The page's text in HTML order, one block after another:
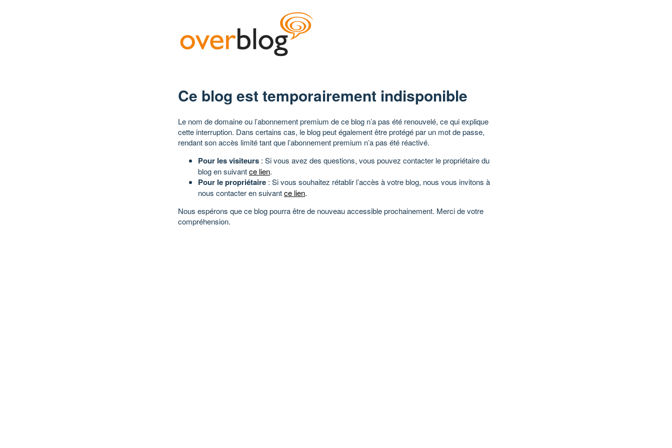
Ce blog est temporairement indisponible
Le nom de domaine ou l’abonnement premium de ce blog n’a pas été renouvelé, ce qui explique
cette interruption. Dans certains cas, le blog peut également être protégé par un mot de passe,
rendant son accès limité tant que l’abonnement premium n’a pas été réactivé.
Pour les visiteurs : Si vous avez des questions, vous pouvez contacter le propriétaire du
blog en suivantce lien.
Pour le propriétaire : Si vous souhaitez rétablir l’accès à votre blog, nous vous invitons à
nous contacter en suivantce lien.
Nous espérons que ce blog pourra être de nouveau accessible prochainement. Merci de votre
compréhension.